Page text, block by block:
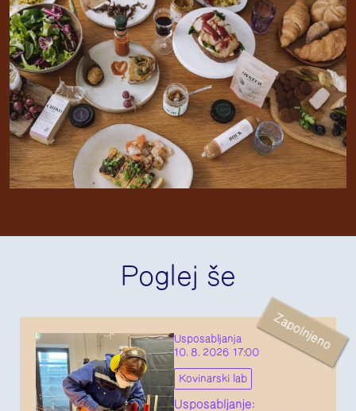
Poglej še
Usposabljanja
10. 8. 2026 17:00
Kovinarski lab
Usposabljanje:
Zapolnjeno